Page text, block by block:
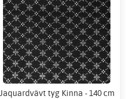
Jaquardvävt tyg Kinna - 140 cm